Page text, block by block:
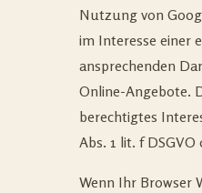
Nutzung von
im Interesse einer
ansprechenden
Online-Angebote.
berechtigtes
Abs. 1 lit. f DSGVO
Wenn Ihr Browser